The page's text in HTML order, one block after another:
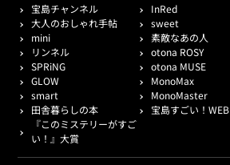
宝島チャンネル
InRed
大人のおしゃれ手帖
sweet
mini
素敵なあの人
リンネル
otona ROSY
SPRiNG
otona MUSE
GLOW
MonoMax
smart
MonoMaster
田舎暮らしの本
宝島すごい！WEB
『このミステリーがすご
い！』大賞